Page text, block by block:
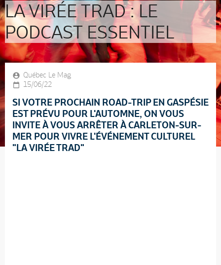
LA VIRÉE TRAD : LE
PODCAST ESSENTIEL
Québec Le Mag
15/06/22
SI VOTRE PROCHAIN ROAD-TRIP EN GASPÉSIE
EST PRÉVU POUR L'AUTOMNE, ON VOUS
INVITE À VOUS ARRÊTER À CARLETON-SUR-
MER POUR VIVRE L'ÉVÉNEMENT CULTUREL
"LA VIRÉE TRAD"